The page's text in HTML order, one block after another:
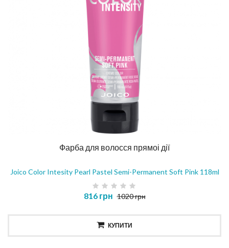
Фарба для волосся прямоі дії
Joico Color Intesity Pearl Pastel Semi-Permanent Soft Pink 118ml
816 грн 1020 грн
КУПИТИ